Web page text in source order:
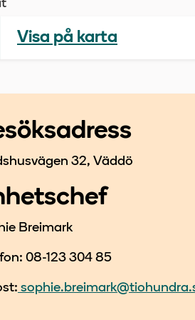
Visa på karta
32, Väddö
Breimark
08-123 304 85